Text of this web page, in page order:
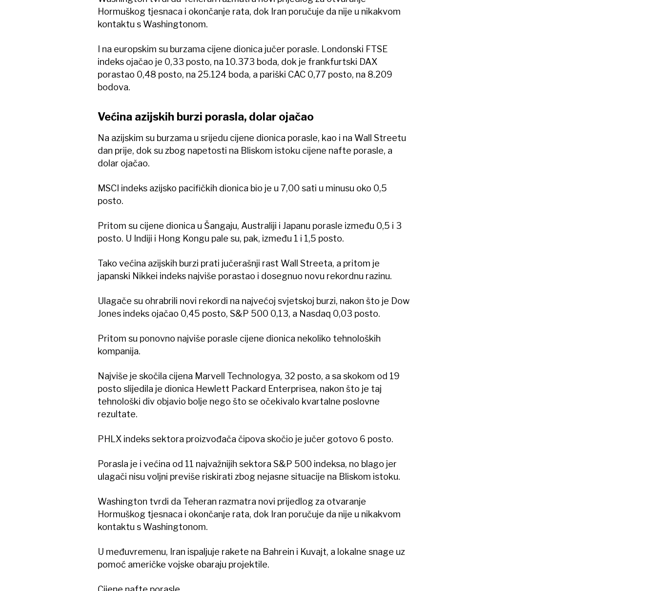
Hormuškog tjesnaca i okončanje rata, dok Iran poručuje da nije u nikakvom
kontaktu s Washingtonom.
I na europskim su burzama cijene dionica jučer porasle. Londonski FTSE
indeks ojačao je 0,33 posto, na 10.373 boda, dok je frankfurtski DAX
porastao 0,48 posto, na 25.124 boda, a pariški CAC 0,77 posto, na 8.209
bodova.
Većina azijskih burzi porasla, dolar ojačao
Na azijskim su burzama u srijedu cijene dionica porasle, kao i na Wall Streetu
dan prije, dok su zbog napetosti na Bliskom istoku cijene nafte porasle, a
dolar ojačao.
MSCI indeks azijsko pacifičkih dionica bio je u 7,00 sati u minusu oko 0,5
posto.
Pritom su cijene dionica u Šangaju, Australiji i Japanu porasle između 0,5 i 3
posto. U Indiji i Hong Kongu pale su, pak, između 1 i 1,5 posto.
Tako većina azijskih burzi prati jučerašnji rast Wall Streeta, a pritom je
japanski Nikkei indeks najviše porastao i dosegnuo novu rekordnu razinu.
Ulagače su ohrabrili novi rekordi na najvećoj svjetskoj burzi, nakon što je Dow
Jones indeks ojačao 0,45 posto, S&P 500 0,13, a Nasdaq 0,03 posto.
Pritom su ponovno najviše porasle cijene dionica nekoliko tehnoloških
kompanija.
Najviše je skočila cijena Marvell Technologya, 32 posto, a sa skokom od 19
posto slijedila je dionica Hewlett Packard Enterprisea, nakon što je taj
tehnološki div objavio bolje nego što se očekivalo kvartalne poslovne
rezultate.
PHLX indeks sektora proizvođača čipova skočio je jučer gotovo 6 posto.
Porasla je i većina od 11 najvažnijih sektora S&P 500 indeksa, no blago jer
ulagači nisu voljni previše riskirati zbog nejasne situacije na Bliskom istoku.
Washington tvrdi da Teheran razmatra novi prijedlog za otvaranje
Hormuškog tjesnaca i okončanje rata, dok Iran poručuje da nije u nikakvom
kontaktu s Washingtonom.
U međuvremenu, Iran ispaljuje rakete na Bahrein i Kuvajt, a lokalne snage uz
pomoć američke vojske obaraju projektile.